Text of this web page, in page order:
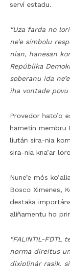
serví estadu.
“Uza farda no
ne’e símbolu
nian, hanesan
Repúblika
soberanu ida
iha vontade
Provedor hato’o
hametin membru
liután sira-nia
sira-nia kna’ar
Nune’e mós
Bosco Ximenes,
destaka
aliñamentu ho
“FALINTIL-FDTL
norma direitus
dixiplinár rasik,